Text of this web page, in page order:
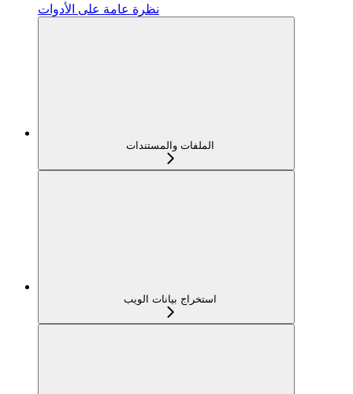
نظرة عامة على الأدوات
الملفات والمستندات
استخراج بيانات الويب